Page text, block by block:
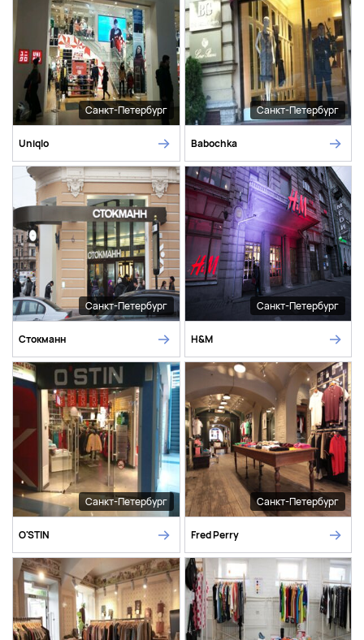
Санкт-Петербург
Uniqlo
Санкт-Петербург
Babochka
Санкт-Петербург
Стокманн
Санкт-Петербург
H&M
Санкт-Петербург
O'STIN
Санкт-Петербург
Fred Perry